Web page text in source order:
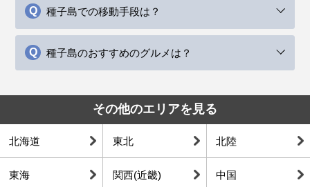
種子島での移動手段は？
種子島のおすすめのグルメは？
その他のエリアを見る
北海道 東北 北陸
東海 関西(近畿) 中国